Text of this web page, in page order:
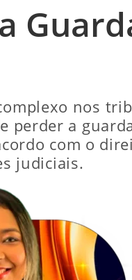
nos
perder a
com o
judiciais.